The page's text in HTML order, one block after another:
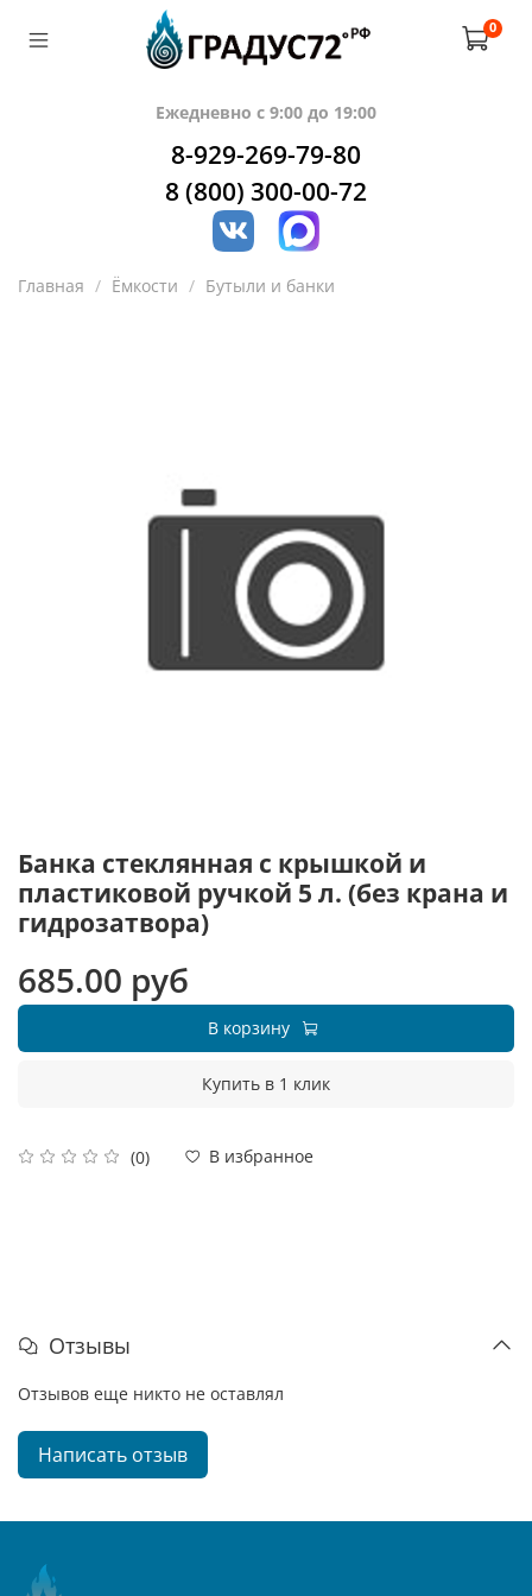
0
Ежедневно с 9:00 до 19:00
8-929-269-79-80
8 (800) 300-00-72
Главная Ёмкости Бутыли и банки
Банка стеклянная с крышкой и
пластиковой ручкой 5 л. (без крана и
гидрозатвора)
(0) В избранное
685.00 руб
В корзину
Купить в 1 клик
Отзывы
Отзывов еще никто не оставлял
Написать отзыв